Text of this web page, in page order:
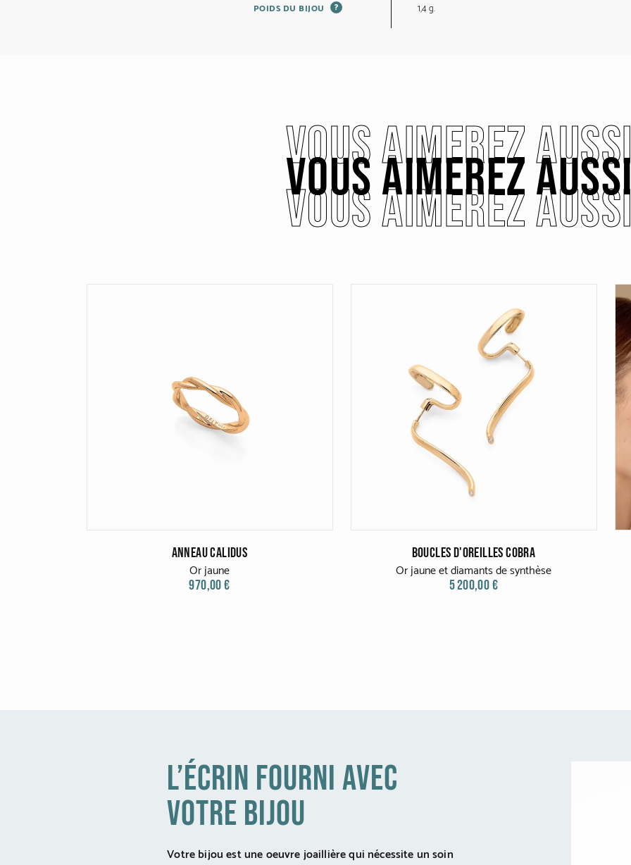
POIDS DU BIJOU ? 1,4 g.
VOUS AIMEREZ
VOUS AIMEREZ
VOUS AIMEREZ
ANNEAU CALIDUS
Or jaune
970,00 €
BOUCLES D'OREILLES COBRA
Or jaune et diamants de synthèse
5 200,00 €
l’écrin fourni avec
votre bijou
Votre bijou est une oeuvre joaillière qui nécessite un soin